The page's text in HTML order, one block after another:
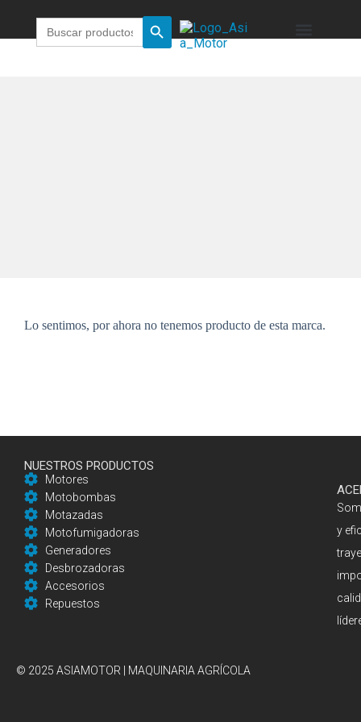
Buscar:
Botón de búsqueda
Lo sentimos, por ahora no tenemos producto de esta marca.
NUESTROS PRODUCTOS
Motores
Motobombas
Motazadas
Motofumigadoras
Generadores
Desbrozadoras
Accesorios
Repuestos
y
© 2025 ASIAMOTOR | MAQUINARIA AGRÍCOLA